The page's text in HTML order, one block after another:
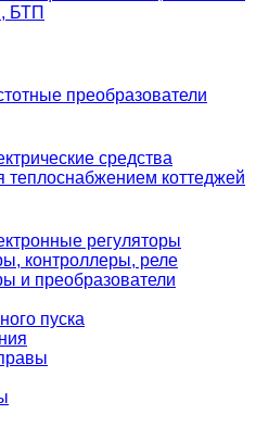
БТП
преобразователи
средства
теплоснабжением коттеджей
регуляторы
контроллеры, реле
и преобразователи
пуска